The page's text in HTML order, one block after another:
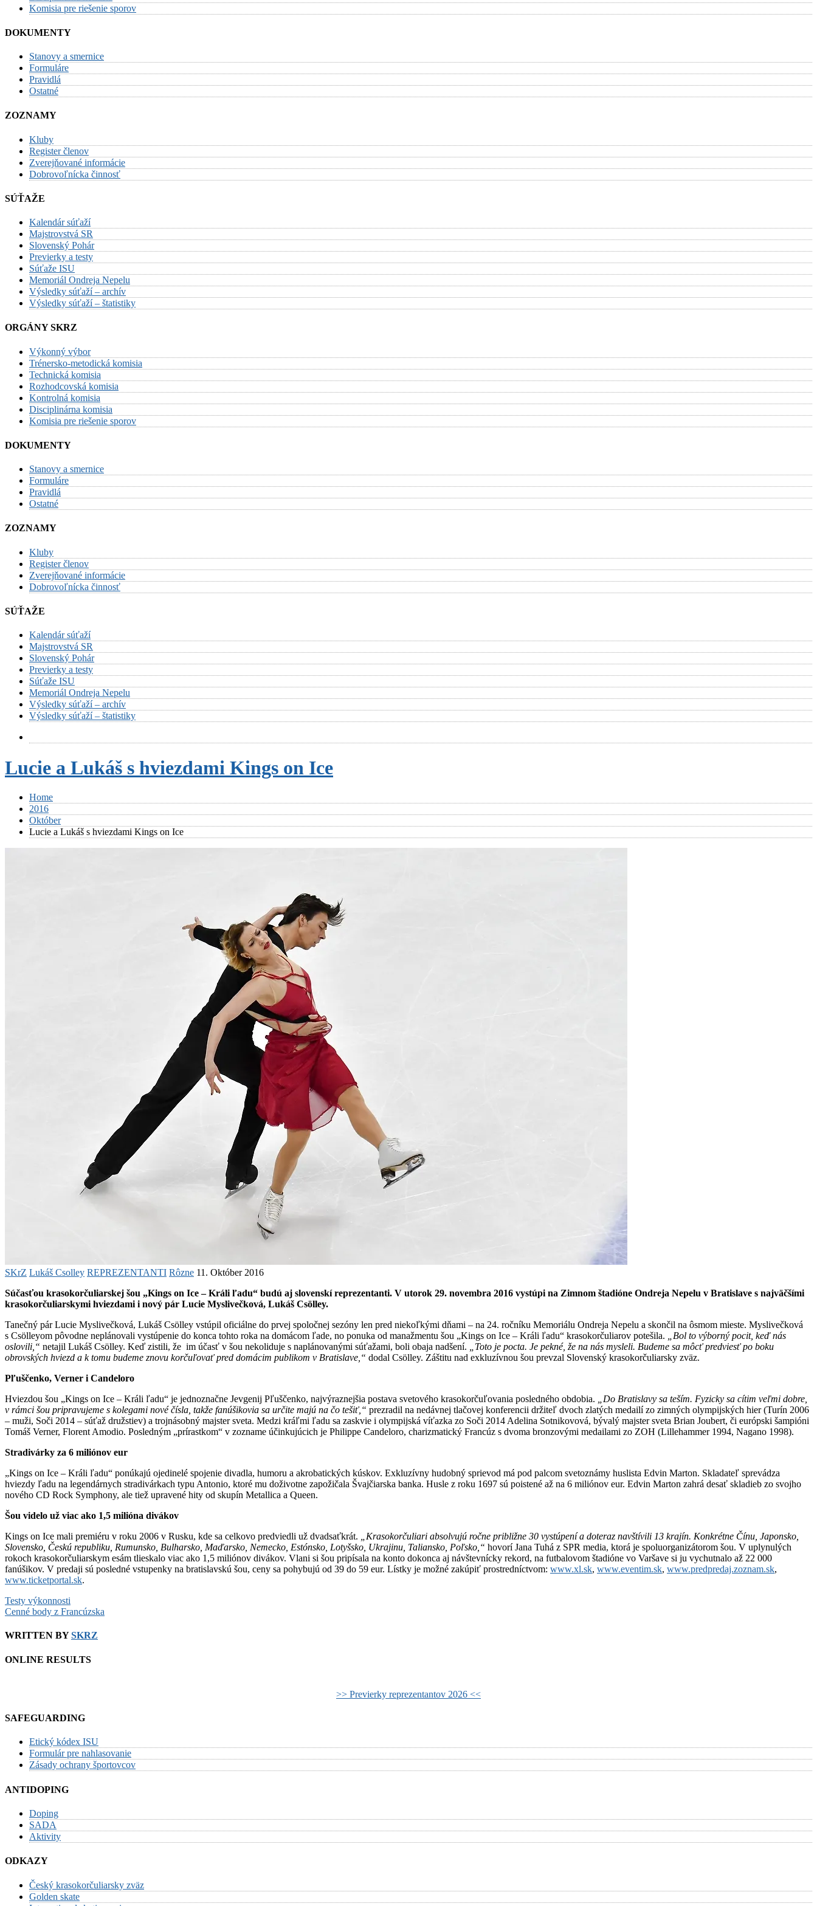
Komisia pre riešenie sporov
DOKUMENTY
Stanovy a smernice
Formuláre
Pravidlá
Ostatné
ZOZNAMY
Kluby
Register členov
Zverejňované informácie
Dobrovoľnícka činnosť
SÚŤAŽE
Kalendár súťaží
Majstrovstvá SR
Slovenský Pohár
Previerky a testy
Súťaže ISU
Memoriál Ondreja Nepelu
Výsledky súťaží – archív
Výsledky súťaží – štatistiky
ORGÁNY SKRZ
Výkonný výbor
Trénersko-metodická komisia
Technická komisia
Rozhodcovská komisia
Kontrolná komisia
Disciplinárna komisia
Komisia pre riešenie sporov
DOKUMENTY
Stanovy a smernice
Formuláre
Pravidlá
Ostatné
ZOZNAMY
Kluby
Register členov
Zverejňované informácie
Dobrovoľnícka činnosť
SÚŤAŽE
Kalendár súťaží
Majstrovstvá SR
Slovenský Pohár
Previerky a testy
Súťaže ISU
Memoriál Ondreja Nepelu
Výsledky súťaží – archív
Výsledky súťaží – štatistiky
Lucie a Lukáš s hviezdami Kings on Ice
Home
2016
Október
Lucie a Lukáš s hviezdami Kings on Ice
SKrZ Lukáš Csolley REPREZENTANTI Rôzne 11. Október 2016
Súčasťou krasokorčuliarskej šou „Kings on Ice – Králi ľadu“ budú aj slovenskí reprezentanti. V utorok 29. novembra 2016 vystúpi na Zimnom štadióne Ondreja Nepelu v Bratislave s najväčšími
krasokorčuliarskymi hviezdami i nový pár Lucie Myslivečková, Lukáš Csölley.
Tanečný pár Lucie Myslivečková, Lukáš Csölley vstúpil oficiálne do prvej spoločnej sezóny len pred niekoľkými dňami – na 24. ročníku Memoriálu Ondreja Nepelu a skončil na ôsmom mieste. Myslivečková
s Csölleyom pôvodne neplánovali vystúpenie do konca tohto roka na domácom ľade, no ponuka od manažmentu šou „Kings on Ice – Králi ľadu“ krasokorčuliarov potešila.
„Bol to výborný pocit, keď nás
oslovili,“ netajil Lukáš Csölley. Keď zistili, že im účasť v šou nekoliduje s naplánovanými súťažami, boli obaja nadšení.
„Toto je pocta. Je pekné, že na nás mysleli. Budeme sa môcť predviesť po boku
obrovských hviezd a k tomu budeme znovu korčuľovať pred domácim publikom v Bratislave,“ dodal Csölley. Záštitu nad exkluzívnou šou prevzal Slovenský krasokorčuliarsky zväz.
Pľuščenko, Verner i Candeloro
Hviezdou šou „Kings on Ice – Králi ľadu“ je jednoznačne Jevgenij Pľuščenko, najvýraznejšia postava svetového krasokorčuľovania posledného obdobia.
„Do Bratislavy sa teším. Fyzicky sa cítim veľmi dobre,
v rámci šou pripravujeme s kolegami nové čísla, takže fanúšikovia sa určite majú na čo tešiť,“ prezradil na nedávnej tlačovej konferencii držiteľ dvoch zlatých medailí zo zimných olympijských hier (Turín 2006
– muži, Soči 2014 – súťaž družstiev) a trojnásobný majster sveta. Medzi kráľmi ľadu sa zaskvie i olympijská víťazka zo Soči 2014 Adelina Sotnikovová, bývalý majster sveta Brian Joubert, či európski šampióni
Tomáš Verner, Florent Amodio. Posledným „prírastkom“ v zozname účinkujúcich je Philippe Candeloro, charizmatický Francúz s dvoma bronzovými medailami zo ZOH (Lillehammer 1994, Nagano 1998).
Stradivárky za 6 miliónov eur
„Kings on Ice – Králi ľadu“ ponúkajú ojedinelé spojenie divadla, humoru a akrobatických kúskov. Exkluzívny hudobný sprievod má pod palcom svetoznámy huslista Edvin Marton. Skladateľ sprevádza
hviezdy ľadu na legendárnych stradivárkach typu Antonio, ktoré mu doživotne zapožičala Švajčiarska banka. Husle z roku 1697 sú poistené až na 6 miliónov eur. Edvin Marton zahrá desať skladieb zo svojho
nového CD Rock Symphony, ale tiež upravené hity od skupín Metallica a Queen.
Šou videlo už viac ako 1,5 milióna divákov
Kings on Ice mali premiéru v roku 2006 v Rusku, kde sa celkovo predviedli už dvadsaťkrát.
„Krasokorčuliari absolvujú ročne približne 30 vystúpení a doteraz navštívili 13 krajín. Konkrétne Čínu, Japonsko,
Slovensko, Českú republiku, Rumunsko, Bulharsko, Maďarsko, Nemecko, Estónsko, Lotyšsko, Ukrajinu, Taliansko, Poľsko,“ hovorí Jana Tuhá z SPR media, ktorá je spoluorganizátorom šou. V uplynulých
rokoch krasokorčuliarskym esám tlieskalo viac ako 1,5 miliónov divákov. Vlani si šou pripísala na konto dokonca aj návštevnícky rekord, na futbalovom štadióne vo Varšave si ju vychutnalo až 22 000
fanúšikov. V predaji sú posledné vstupenky na bratislavskú šou, ceny sa pohybujú od 39 do 59 eur. Lístky je možné zakúpiť prostredníctvom: www.xl.sk, www.eventim.sk, www.predpredaj.zoznam.sk,
www.ticketportal.sk.
Post
navigation
Testy výkonnosti
Cenné body z Francúzska
WRITTEN BYSKRZ
ONLINE RESULTS
>> Previerky reprezentantov 2026 <<
SAFEGUARDING
Etický kódex ISU
Formulár pre nahlasovanie
Zásady ochrany športovcov
ANTIDOPING
Doping
SADA
Aktivity
ODKAZY
Český krasokorčuliarsky zväz
Golden skate